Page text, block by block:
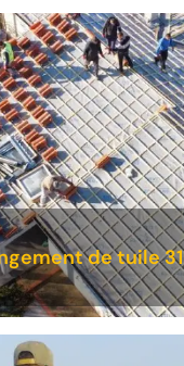
de tuile 31